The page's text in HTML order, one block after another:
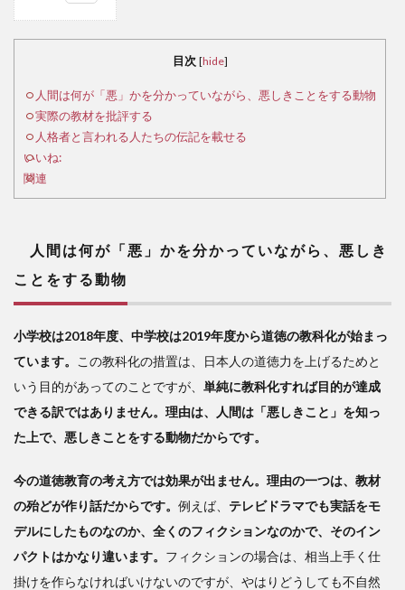
かを分
かって
いなが
しきこ
とをす
実
際の
評す
3
人
と言
る人
たち
記を
載せ
る
目次 [hide]
人間は何が「悪」かを分かっていながら、悪しきことをする動物
実際の教材を批評する
人格者と言われる人たちの伝記を載せる
いいね:
関連
人間は何が「悪」かを分かっていながら、悪しき
ことをする動物
小学校は2018年度、中学校は2019年度から道徳の教科化が始まっ
ています。
この教科化の措置は、日本人の道徳力を上げるためと
いう目的があってのことですが、 単純に教科化すれば目的が達成
できる訳ではありません。理由は、人間は「悪しきこと」を知っ
た上で、悪しきことをする動物だからです。
今の道徳教育の考え方では効果が出ません。理由の一つは、教材
の殆どが作り話だからです。 例えば、 テレビドラマでも実話をモ
デルにしたものなのか、全くのフィクションなのかで、そのイン
パクトはかなり違います。 フィクションの場合は、相当上手く仕
掛けを作らなければいけないのですが、やはりどうしても不自然